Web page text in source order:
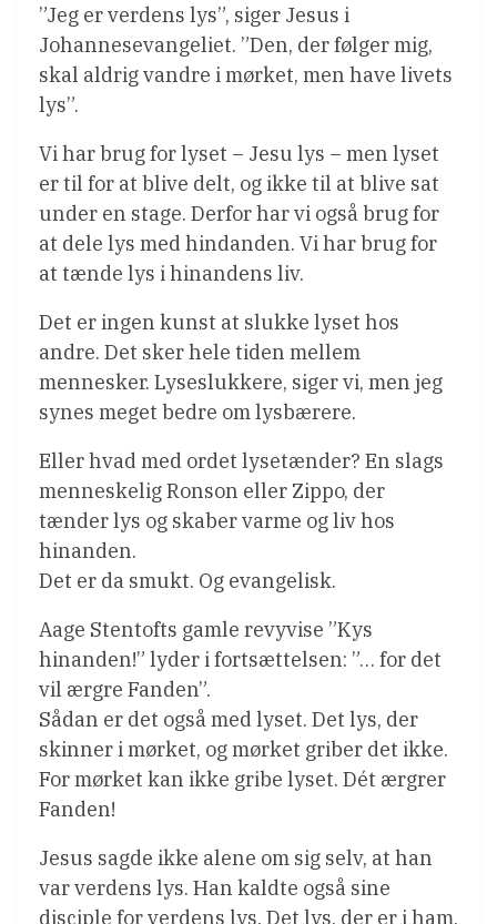
”Jeg er verdens lys”, siger Jesus i
Johannesevangeliet. ”Den, der følger mig,
skal aldrig vandre i mørket, men have livets
lys”.
Vi har brug for lyset – Jesu lys – men lyset
er til for at blive delt, og ikke til at blive sat
under en stage. Derfor har vi også brug for
at dele lys med hindanden. Vi har brug for
at tænde lys i hinandens liv.
Det er ingen kunst at slukke lyset hos
andre. Det sker hele tiden mellem
mennesker. Lyseslukkere, siger vi, men jeg
synes meget bedre om lysbærere.
Eller hvad med ordet lysetænder? En slags
menneskelig Ronson eller Zippo, der
tænder lys og skaber varme og liv hos
hinanden.
Det er da smukt. Og evangelisk.
Aage Stentofts gamle revyvise ”Kys
hinanden!” lyder i fortsættelsen: ”… for det
vil ærgre Fanden”.
Sådan er det også med lyset. Det lys, der
skinner i mørket, og mørket griber det ikke.
For mørket kan ikke gribe lyset. Dét ærgrer
Fanden!
Jesus sagde ikke alene om sig selv, at han
var verdens lys. Han kaldte også sine
disciple for verdens lys. Det lys, der er i ham,